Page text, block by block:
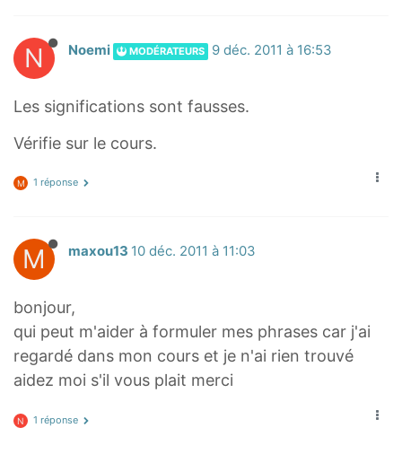
N Noemi MODÉRATEURS 9 déc. 2011 à 16:53
Les significations sont fausses.
Vérifie sur le cours.
M 1 réponse
M maxou13 10 déc. 2011 à 11:03
bonjour,
qui peut m'aider à formuler mes phrases car j'ai
regardé dans mon cours et je n'ai rien trouvé
aidez moi s'il vous plait merci
N 1 réponse